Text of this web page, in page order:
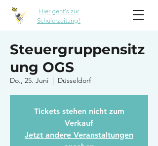
Hier geht's zur
Schülerzeitung!
Steuergruppensitz
ung OGS
Do., 25. Juni
  |
Düsseldorf
Tickets stehen nicht zum
Verkauf
Jetzt andere Veranstaltungen